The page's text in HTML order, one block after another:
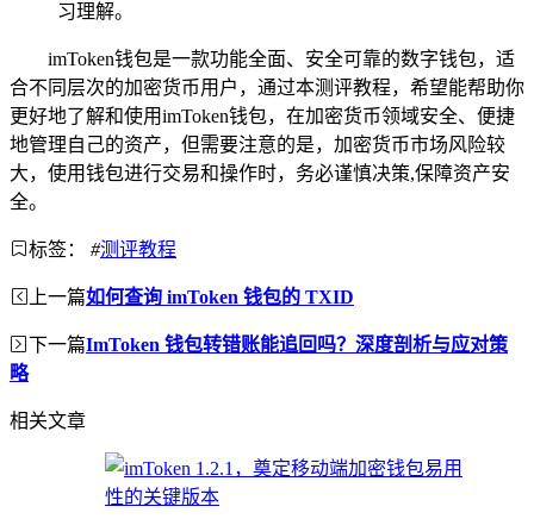
习理解。
imToken钱包是一款功能全面、安全可靠的数字钱包，适
合不同层次的加密货币用户，通过本测评教程，希望能帮助你
更好地了解和使用imToken钱包，在加密货币领域安全、便捷
地管理自己的资产，但需要注意的是，加密货币市场风险较
大，使用钱包进行交易和操作时，务必谨慎决策,保障资产安
全。
标签： #测评教程
上一篇如何查询 imToken 钱包的 TXID
下一篇ImToken 钱包转错账能追回吗？深度剖析与应对策
略
相关文章